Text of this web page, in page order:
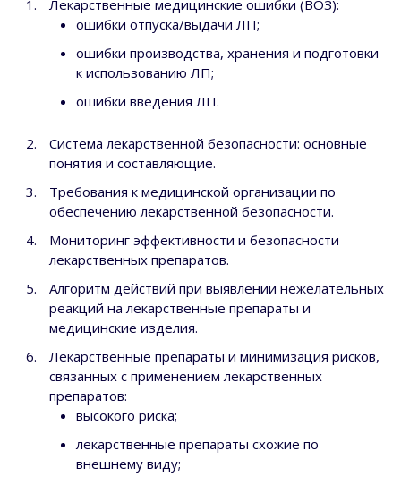
Лекарственные медицинские ошибки (ВОЗ):
ошибки отпуска/выдачи ЛП;
ошибки производства, хранения и подготовки
к использованию ЛП;
ошибки введения ЛП.
Система лекарственной безопасности: основные
понятия и составляющие.
Требования к медицинской организации по
обеспечению лекарственной безопасности.
Мониторинг эффективности и безопасности
лекарственных препаратов.
Алгоритм действий при выявлении нежелательных
реакций на лекарственные препараты и
медицинские изделия.
Лекарственные препараты и минимизация рисков,
связанных с применением лекарственных
препаратов:
высокого риска;
лекарственные препараты схожие по
внешнему виду;